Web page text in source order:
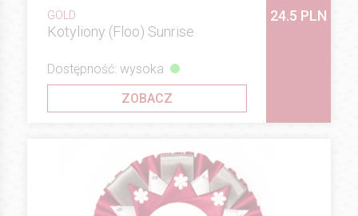
GOLD
Kotyliony (Floo) Sunrise
24.5 PLN
Dostępność: wysoka
ZOBACZ